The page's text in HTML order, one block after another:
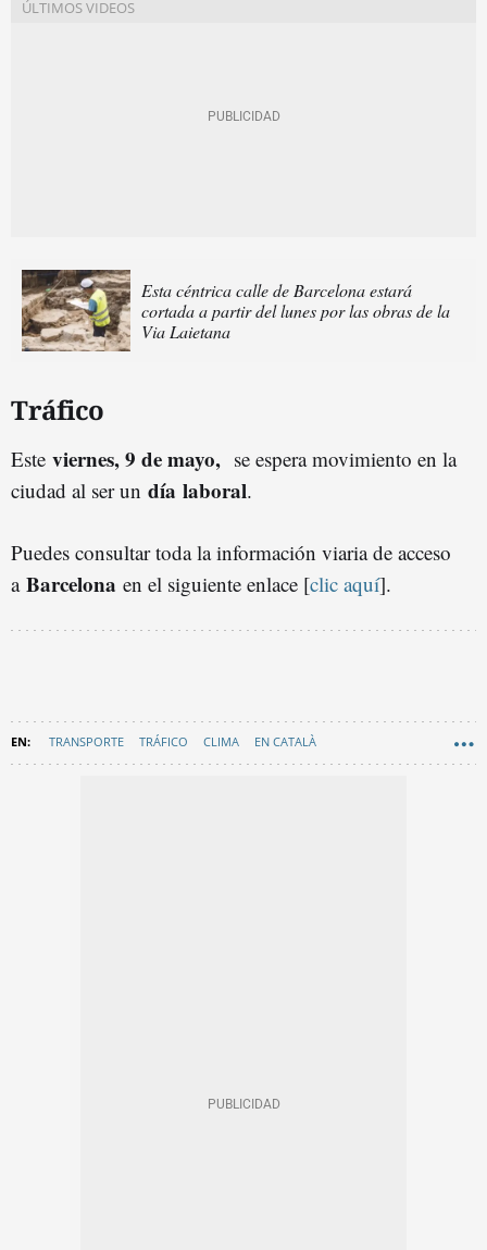
Esta céntrica calle de Barcelona estará
cortada a partir del lunes por las obras de la
Via Laietana
Tráfico
Este viernes, 9 de mayo, se espera movimiento en la
ciudad al ser un día laboral.
Puedes consultar toda la información viaria de acceso
a Barcelona en el siguiente enlace [clic aquí].
TRANSPORTE TRÁFICO CLIMA EN CATALÀ